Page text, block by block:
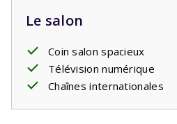
Le salon
Coin salon spacieux
Télévision numérique
Chaînes internationales